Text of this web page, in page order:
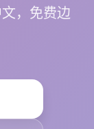
，免费边